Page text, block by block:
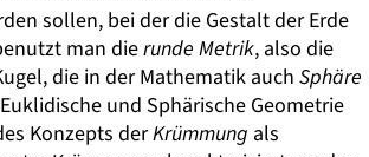
sollen, bei der die Gestalt der Erde
man dierunde Metrik, also die
die in der Mathematik auch Sphäre
und Sphärische Geometrie
Konzepts derKrümmung als